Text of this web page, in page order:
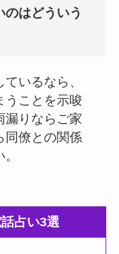
はどういう
いるなら、
うことを示唆
漏りならご家
同僚との関係
占い3選